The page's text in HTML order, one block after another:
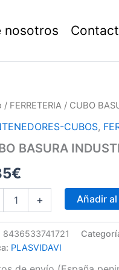
nosotros
/ FERRETERIA / CUBO
CUBOS,
BASURA
€
+ Añadir
8436533741721
PLASVIDAVI